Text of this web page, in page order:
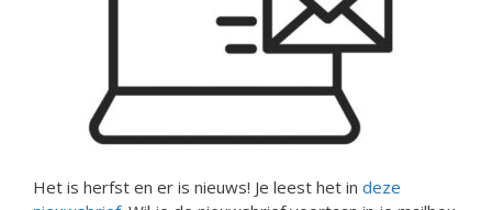
Het is herfst en er is nieuws! Je leest het in deze